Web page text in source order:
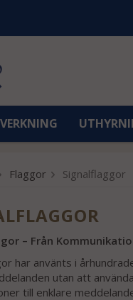
Flaggor Signalflaggor
– Från
har använts i
utan att
till enklare